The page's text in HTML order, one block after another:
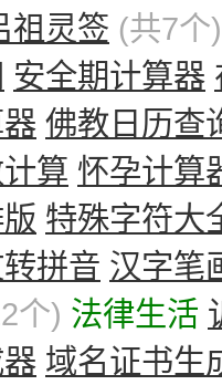
祖灵签 (共7个)
安全期计算器
佛教日历查
算 怀孕计算
特殊字符大
拼音 汉字笔
个) 法律生活
域名证书生